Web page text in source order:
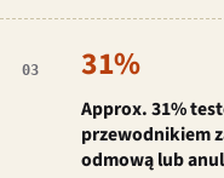
03 31%
Approx. 31%
przewodnikiem
odmową lub